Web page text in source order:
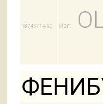
18745714/90 Изг: